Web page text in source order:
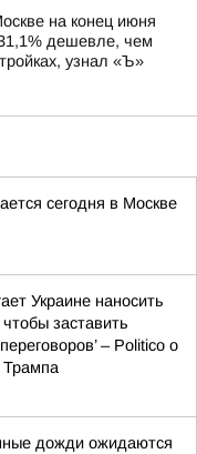
на конец июня
дешевле, чем
узнал «Ъ»
сегодня в Москве
Украине наносить
заставить
– Politico о
Трампа
дожди ожидаются